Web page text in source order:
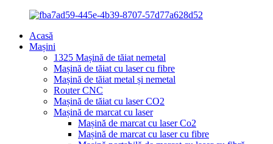
Acasă
Mașini
1325 Mașină de tăiat nemetal
Mașină de tăiat cu laser cu fibre
Mașină de tăiat metal și nemetal
Router CNC
Mașină de tăiat cu laser CO2
Mașină de marcat cu laser
Mașină de marcat cu laser Co2
Mașină de marcat cu laser cu fibre